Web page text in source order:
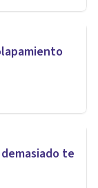
te